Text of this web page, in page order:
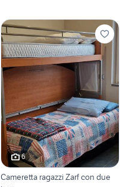
6
Cameretta ragazzi Zarf con due